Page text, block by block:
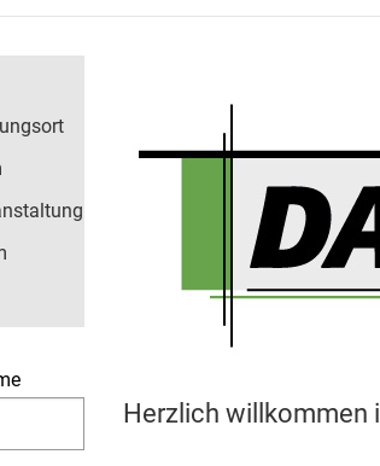
Herzlich willkommen